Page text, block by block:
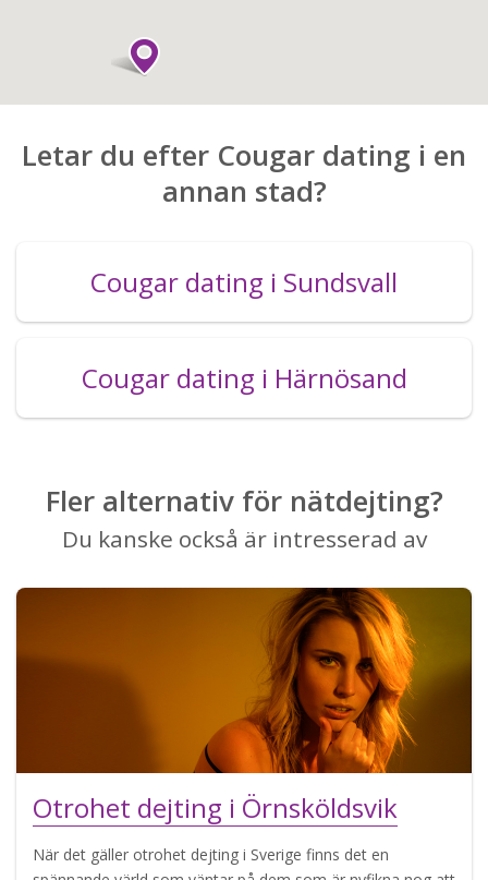
Letar du efter Cougar dating i en
annan stad?
Cougar dating i Sundsvall
Cougar dating i Härnösand
Fler alternativ för nätdejting?
Du kanske också är intresserad av
Otrohet dejting i Örnsköldsvik
När det gäller otrohet dejting i Sverige finns det en